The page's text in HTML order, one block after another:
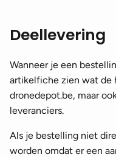
Deellevering
Wanneer je een
artikelfiche zien wat de
dronedepot.be, maar
leveranciers.
Als je bestelling niet
worden omdat er een